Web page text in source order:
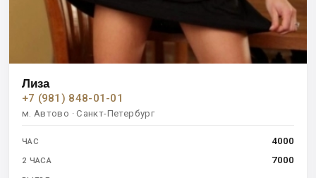
Лиза
+7 (981) 848-01-01
м. Автово · Санкт-Петербург
ЧАС 4000
2 ЧАСА 7000